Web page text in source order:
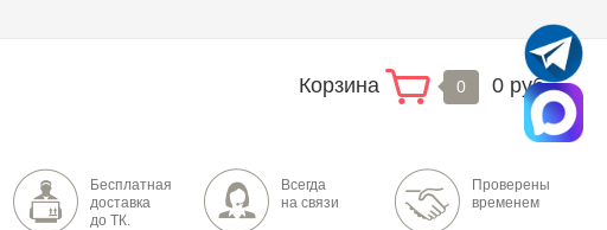
Корзина 0 0 руб.
Бесплатная
доставка
до ТК.
Всегда
на связи
Проверены
временем